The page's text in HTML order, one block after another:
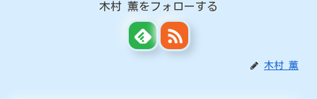
木村 薫をフォローする
木村 薫